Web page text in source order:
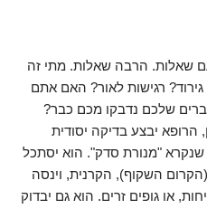
שאלות. הרבה שאלות. מתי זה
רגישות לאור? האם אתם
שלכם נדבקו מכם כבר?
יבצע בדיקה יסודית
שנקרא "מנורת סדק". הוא יסתכל
השקוף), הקרנית, וינסה
או גופים זרים. הוא גם יבדוק